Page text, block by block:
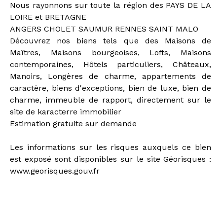
Nous rayonnons sur toute la région des PAYS DE LA
LOIRE et BRETAGNE
ANGERS CHOLET SAUMUR RENNES SAINT MALO
Découvrez nos biens tels que des Maisons de
Maîtres, Maisons bourgeoises, Lofts, Maisons
contemporaines, Hôtels particuliers, Châteaux,
Manoirs, Longères de charme, appartements de
caractère, biens d'exceptions, bien de luxe, bien de
charme, immeuble de rapport, directement sur le
site de karacterre immobilier
Estimation gratuite sur demande
Les informations sur les risques auxquels ce bien
est exposé sont disponibles sur le site Géorisques :
www.georisques.gouv.fr